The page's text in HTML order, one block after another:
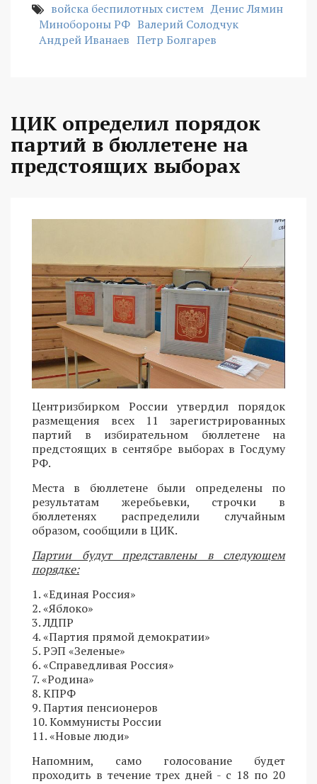
войска беспилотных систем Денис Лямин
Минобороны РФ Валерий Солодчук
Андрей Иванаев Петр Болгарев
ЦИК определил порядок
партий в бюллетене на
предстоящих выборах
Центризбирком России утвердил порядок
размещения всех 11 зарегистрированных
партий в избирательном бюллетене на
предстоящих в сентябре выборах в Госдуму
РФ.
Места в бюллетене были определены по
результатам жеребьевки, строчки в
бюллетенях распределили случайным
образом, сообщили в ЦИК.
Партии будут представлены в следующем
порядке:
1. «Единая Россия»
2. «Яблоко»
3. ЛДПР
4. «Партия прямой демократии»
5. РЭП «Зеленые»
6. «Справедливая Россия»
7. «Родина»
8. КПРФ
9. Партия пенсионеров
10. Коммунисты России
11. «Новые люди»
Напомним, само голосование будет
проходить в течение трех дней - с 18 по 20